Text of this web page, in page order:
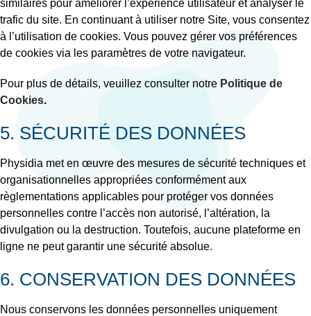
similaires pour améliorer l’expérience utilisateur et analyser le
trafic du site. En continuant à utiliser notre Site, vous consentez
à l’utilisation de cookies. Vous pouvez gérer vos préférences
de cookies via les paramètres de votre navigateur.
Pour plus de détails, veuillez consulter notre Politique de
Cookies.
5. SÉCURITÉ DES DONNÉES
Physidia met en œuvre des mesures de sécurité techniques et
organisationnelles appropriées conformément aux
règlementations applicables pour protéger vos données
personnelles contre l’accès non autorisé, l’altération, la
divulgation ou la destruction. Toutefois, aucune plateforme en
ligne ne peut garantir une sécurité absolue.
6. CONSERVATION DES DONNÉES
Nous conservons les données personnelles uniquement